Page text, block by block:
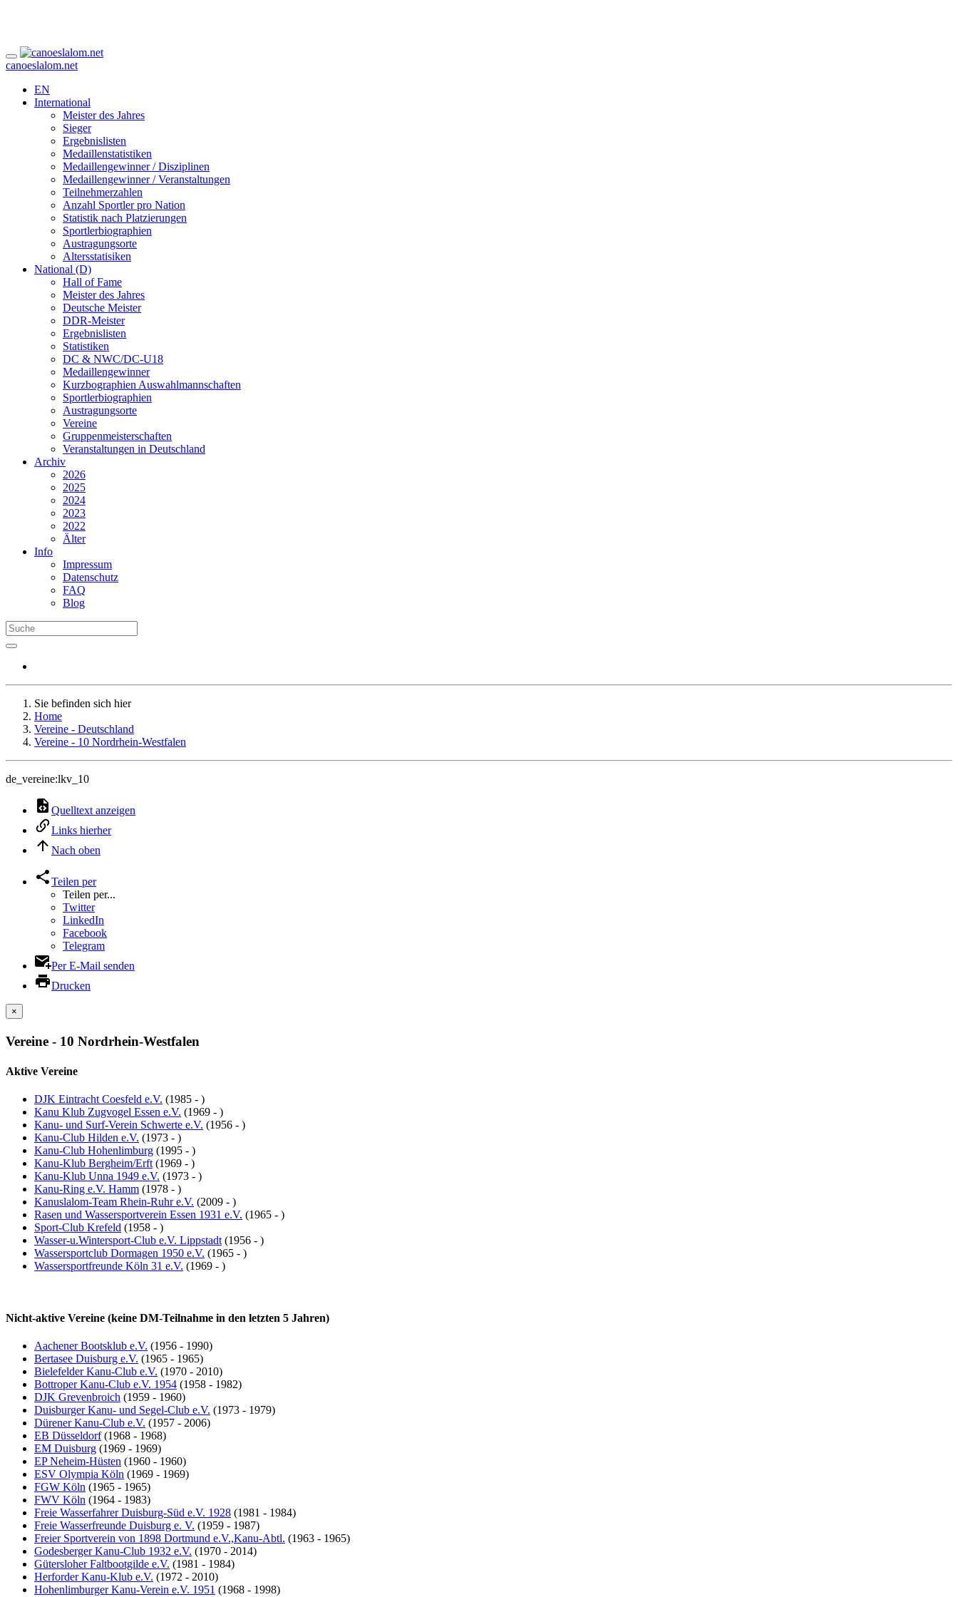
canoeslalom.net
EN
International
Meister des Jahres
Sieger
Ergebnislisten
Medaillenstatistiken
Medaillengewinner / Disziplinen
Medaillengewinner / Veranstaltungen
Teilnehmerzahlen
Anzahl Sportler pro Nation
Statistik nach Platzierungen
Sportlerbiographien
Austragungsorte
Altersstatisiken
National (D)
Hall of Fame
Meister des Jahres
Deutsche Meister
DDR-Meister
Ergebnislisten
Statistiken
DC & NWC/DC-U18
Medaillengewinner
Kurzbographien Auswahlmannschaften
Sportlerbiographien
Austragungsorte
Vereine
Gruppenmeisterschaften
Veranstaltungen in Deutschland
Archiv
2026
2025
2024
2023
2022
Älter
Info
Impressum
Datenschutz
FAQ
Blog
Sie befinden sich hier
Home
Vereine - Deutschland
Vereine - 10 Nordrhein-Westfalen
de_vereine:lkv_10
Quelltext anzeigen
Links hierher
Nach oben
Teilen per
Teilen per...
Twitter
LinkedIn
Facebook
Telegram
Per E-Mail senden
Drucken
×
Vereine - 10 Nordrhein-Westfalen
Aktive Vereine
DJK Eintracht Coesfeld e.V. (1985 - )
Kanu Klub Zugvogel Essen e.V. (1969 - )
Kanu- und Surf-Verein Schwerte e.V. (1956 - )
Kanu-Club Hilden e.V. (1973 - )
Kanu-Club Hohenlimburg (1995 - )
Kanu-Klub Bergheim/Erft (1969 - )
Kanu-Klub Unna 1949 e.V. (1973 - )
Kanu-Ring e.V. Hamm (1978 - )
Kanuslalom-Team Rhein-Ruhr e.V. (2009 - )
Rasen und Wassersportverein Essen 1931 e.V. (1965 - )
Sport-Club Krefeld (1958 - )
Wasser-u.Wintersport-Club e.V. Lippstadt (1956 - )
Wassersportclub Dormagen 1950 e.V. (1965 - )
Wassersportfreunde Köln 31 e.V. (1969 - )
Nicht-aktive Vereine (keine DM-Teilnahme in den letzten 5 Jahren)
Aachener Bootsklub e.V. (1956 - 1990)
Bertasee Duisburg e.V. (1965 - 1965)
Bielefelder Kanu-Club e.V. (1970 - 2010)
Bottroper Kanu-Club e.V. 1954 (1958 - 1982)
DJK Grevenbroich (1959 - 1960)
Duisburger Kanu- und Segel-Club e.V. (1973 - 1979)
Dürener Kanu-Club e.V. (1957 - 2006)
EB Düsseldorf(1968 - 1968)
EM Duisburg (1969 - 1969)
EP Neheim-Hüsten (1960 - 1960)
ESV Olympia Köln (1969 - 1969)
FGW Köln (1965 - 1965)
FWV Köln (1964 - 1983)
Freie Wasserfahrer Duisburg-Süd e.V. 1928 (1981 - 1984)
Freie Wasserfreunde Duisburg e. V. (1959 - 1987)
Freier Sportverein von 1898 Dortmund e.V.,Kanu-Abtl. (1963 - 1965)
Godesberger Kanu-Club 1932 e.V. (1970 - 2014)
Gütersloher Faltbootgilde e.V. (1981 - 1984)
Herforder Kanu-Klub e.V. (1972 - 2010)
Hohenlimburger Kanu-Verein e.V. 1951 (1968 - 1998)